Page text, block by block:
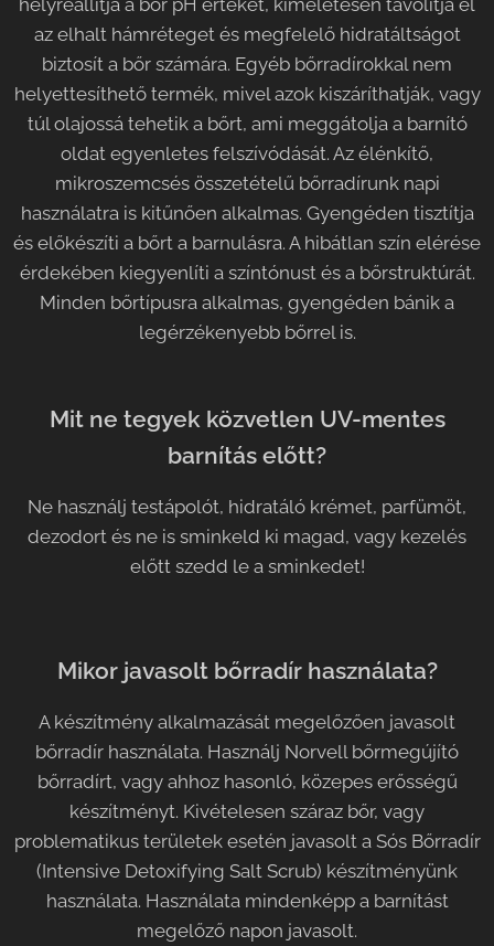
az elhalt hámréteget és megfelelő hidratáltságot
biztosít a bőr számára. Egyéb bőrradírokkal nem
helyettesíthető termék, mivel azok kiszáríthatják, vagy
túl olajossá tehetik a bőrt, ami meggátolja a barnító
oldat egyenletes felszívódását. Az élénkítő,
mikroszemcsés összetételű bőrradírunk napi
használatra is kitűnően alkalmas. Gyengéden tisztítja
és előkészíti a bőrt a barnulásra. A hibátlan szín elérése
érdekében kiegyenlíti a színtónust és a bőrstruktúrát.
Minden bőrtípusra alkalmas, gyengéden bánik a
legérzékenyebb bőrrel is.
Mit ne tegyek közvetlen UV-mentes
barnítás előtt?
Ne használj testápolót, hidratáló krémet, parfümöt,
dezodort és ne is sminkeld ki magad, vagy kezelés
előtt szedd le a sminkedet!
Mikor javasolt bőrradír használata?
A készítmény alkalmazását megelőzően javasolt
bőrradír használata. Használj Norvell bőrmegújító
bőrradírt, vagy ahhoz hasonló, közepes erősségű
készítményt. Kivételesen száraz bőr, vagy
problematikus területek esetén javasolt a Sós Bőrradír
(Intensive Detoxifying Salt Scrub) készítményünk
használata. Használata mindenképp a barnítást
megelőző napon javasolt.